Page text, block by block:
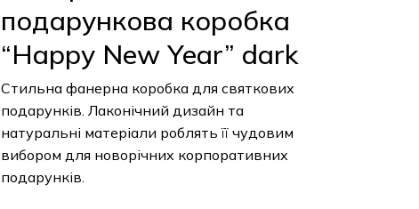
подарункова коробка
“Happy New Year” dark
Стильна фанерна коробка для святкових
подарунків. Лаконічний дизайн та
натуральні матеріали роблять її чудовим
вибором для новорічних корпоративних
подарунків.